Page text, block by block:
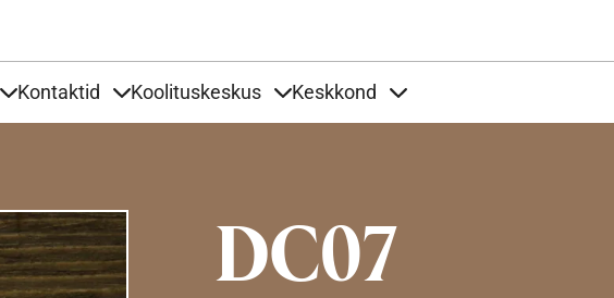
Kontaktid Koolituskeskus Keskkond
DC07